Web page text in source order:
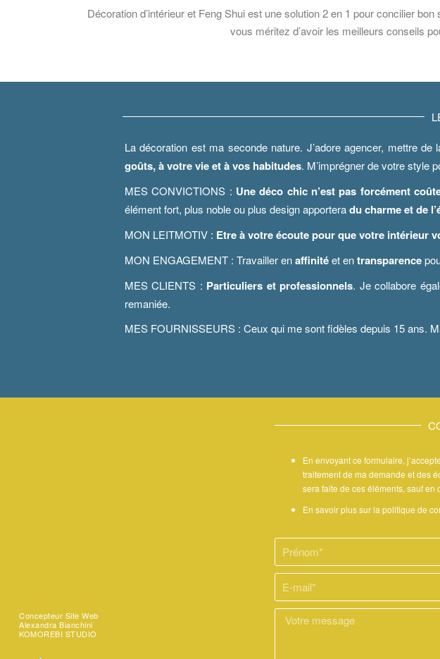
Décoration d’intérieur et Feng Shui est une solution 2 en 1 pour concilier
vous méritez d’avoir les meilleurs conseils
La décoration est ma seconde nature. J’adore agencer, mettre
goûts, à votre vie et à vos habitudes. M’imprégner de votre style
MES CONVICTIONS : Une déco chic n’est pas forcément
élément fort, plus noble ou plus design apporteradu charme et de
MON LEITMOTIV : Etre à votre écoute pour que votre intérieur
MON ENGAGEMENT : Travailler enaffinitéet entransparence
MES CLIENTS : Particuliers et professionnels. Je collabore
remaniée.
MES FOURNISSEURS : Ceux qui me sont fidèles depuis 15 ans.
Concepteur Site Web
Alexandra Bianchini
KOMOREBI STUDIO
En envoyant ce formulaire,
traitement de ma demande et des
sera faite de ces éléments, sauf en
En savoir plus sur la politique de